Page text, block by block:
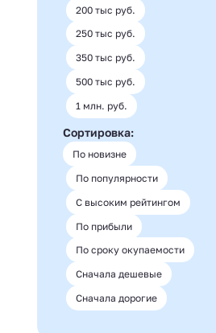
200 тыс руб.
250 тыс руб.
350 тыс руб.
500 тыс руб.
1 млн. руб.
Сортировка:
По новизне
По популярности
С высоким рейтингом
По прибыли
По сроку окупаемости
Сначала дешевые
Сначала дорогие